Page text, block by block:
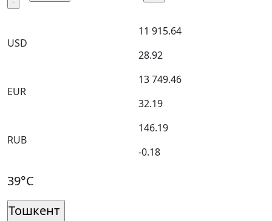
USD
11 915.64
28.92
EUR
13 749.46
32.19
RUB
146.19
-0.18
39°C
Тошкент